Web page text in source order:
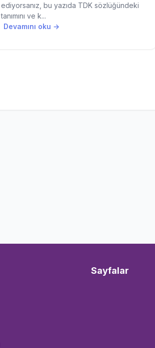
ediyorsanız, bu yazıda TDK sözlüğündeki
tanımını ve k...
Devamını oku →
Sayfalar